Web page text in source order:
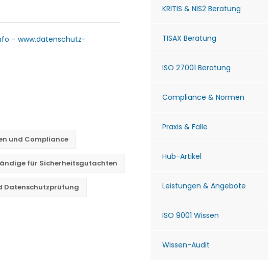
– www.datenschutz-
und Compliance
für Sicherheitsgutachten
Datenschutzprüfung
KRITIS & NIS2 Beratung
TISAX Beratung
ISO 27001 Beratung
Compliance & Normen
Praxis & Fälle
Hub-Artikel
Leistungen & Angebote
ISO 9001 Wissen
Wissen-Audit